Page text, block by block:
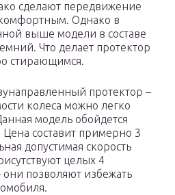
сделают передвижение
Однако в
выше модели в составе
Что делает протектор
стирающимся.
протектор –
колеса можно легко
модель обойдется
составит примерно 3
допустимая скорость
целых 4
позволяют избежать